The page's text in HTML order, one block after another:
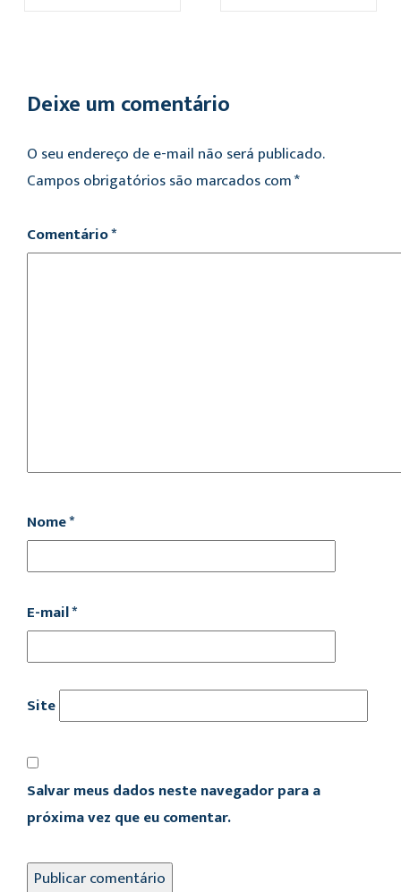
Deixe um comentário
O seu endereço de e-mail não será publicado.
Campos obrigatórios são marcados com*
Comentário*
Nome*
E-mail*
Site
Salvar meus dados neste navegador para a
próxima vez que eu comentar.